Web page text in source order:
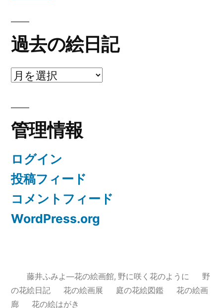
過去の絵日記
過
絵
日
記
管理情報
ログイン
投稿フィード
コメントフィード
WordPress.org
藤井ふみよ―花の絵画館, 野に咲く花のように
野
の花絵日記
花の絵画展 庭の花絵図鑑
花の絵画
廊
花の絵はがき